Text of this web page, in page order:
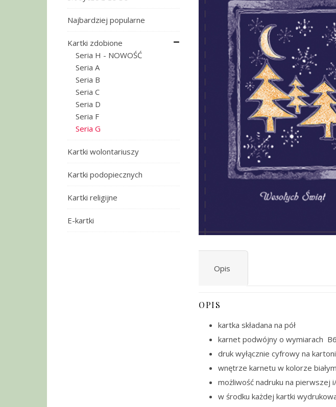
Najbardziej popularne
Kartki zdobione
Seria H - NOWOŚĆ
Seria A
Seria B
Seria C
Seria D
Seria F
Seria G
Kartki wolontariuszy
Kartki podopiecznych
Kartki religijne
E-kartki
Opis
OPIS
kartka składana na pół
karnet podwójny o wymiarach
druk wyłącznie cyfrowy na
wnętrze karnetu w kolorze białym
możliwość nadruku na pierwszej
w środku każdej kartki